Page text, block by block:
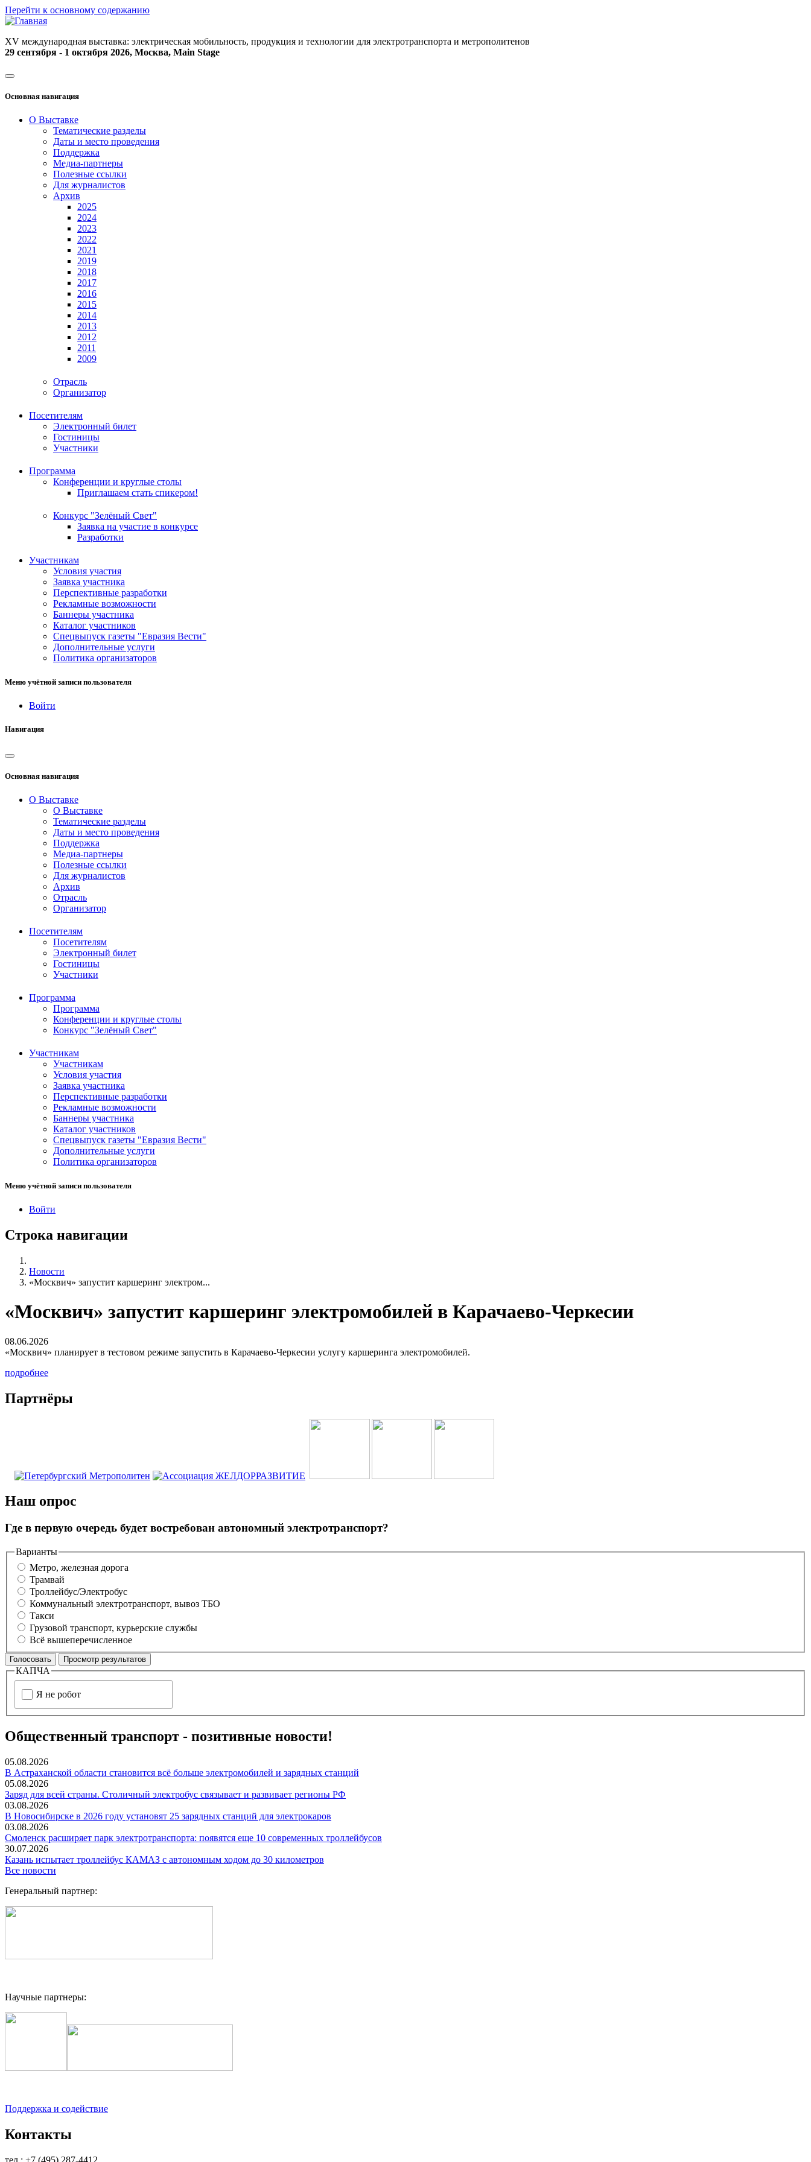
Перейти к основному содержанию
XV международная выставка: электрическая мобильность, продукция и технологии для электротранспорта и метрополитенов
29 сентября - 1 октября 2026, Москва, Main Stage
Основная навигация
О Выставке
Тематические разделы
Даты и место проведения
Поддержка
Медиа-партнеры
Полезные ссылки
Для журналистов
Архив
2025
2024
2023
2022
2021
2019
2018
2017
2016
2015
2014
2013
2012
2011
2009
Отрасль
Организатор
Посетителям
Электронный билет
Гостиницы
Участники
Программа
Конференции и круглые столы
Приглашаем стать спикером!
Конкурс "Зелёный Свет"
Заявка на участие в конкурсе
Разработки
Участникам
Условия участия
Заявка участника
Перспективные разработки
Рекламные возможности
Баннеры участника
Каталог участников
Спецвыпуск газеты "Евразия Вести"
Дополнительные услуги
Политика организаторов
Меню учётной записи пользователя
Войти
Навигация
Основная навигация
О Выставке
О Выставке
Тематические разделы
Даты и место проведения
Поддержка
Медиа-партнеры
Полезные ссылки
Для журналистов
Архив
Отрасль
Организатор
Посетителям
Посетителям
Электронный билет
Гостиницы
Участники
Программа
Программа
Конференции и круглые столы
Конкурс "Зелёный Свет"
Участникам
Участникам
Условия участия
Заявка участника
Перспективные разработки
Рекламные возможности
Баннеры участника
Каталог участников
Спецвыпуск газеты "Евразия Вести"
Дополнительные услуги
Политика организаторов
Меню учётной записи пользователя
Войти
Строка навигации
Новости
«Москвич» запустит каршеринг электром...
«Москвич» запустит каршеринг электромобилей в Карачаево-Черкесии
08.06.2026
«Москвич» планирует в тестовом режиме запустить в Карачаево-Черкесии услугу каршеринга электромобилей.
подробнее
Партнёры
Наш опрос
Где в первую очередь будет востребован автономный электротранспорт?
Варианты
Метро, железная дорога
Трамвай
Троллейбус/Электробус
Коммунальный электротранспорт, вывоз ТБО
Такси
Грузовой транспорт, курьерские службы
Всё вышеперечисленное
КАПЧА
Я не робот
Общественный транспорт - позитивные новости!
05.08.2026
В Астраханской области становится всё больше электромобилей и зарядных станций
05.08.2026
Заряд для всей страны. Столичный электробус связывает и развивает регионы РФ
03.08.2026
В Новосибирске в 2026 году установят 25 зарядных станций для электрокаров
03.08.2026
Смоленск расширяет парк электротранспорта: появятся еще 10 современных троллейбусов
30.07.2026
Казань испытает троллейбус КАМАЗ с автономным ходом до 30 километров
Все новости
Генеральный партнер:
Научные партнеры:
Поддержка и содействие
Контакты
тел.: +7 (495) 287-4412